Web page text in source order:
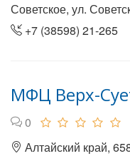
Советское, ул.
+7 (38598) 21-265
МФЦ Верх-
0
Алтайский край,